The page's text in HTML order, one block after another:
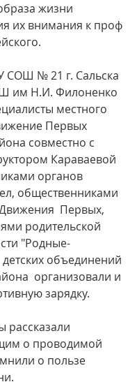
жизни
их внимания к проф
СОШ № 21 г. Сальска
им Н.И. Филоненко
местного
Первых
совместно с
Караваевой
органов
общественниками
Первых,
родительской
"Родные-
объединений
организовали и
зарядку.
рассказали
о проводимой
о пользе